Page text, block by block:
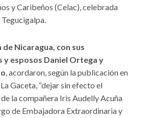
y Caribeños (Celac), celebrada
Tegucigalpa.
de Nicaragua, con sus
y esposos Daniel Ortega y
, acordaron, según la publicación en
Gaceta, “dejar sin efecto el
la compañera Iris Audelly Acuña
de Embajadora Extraordinaria y